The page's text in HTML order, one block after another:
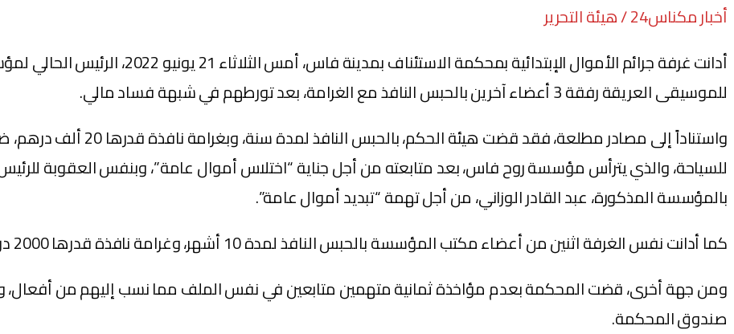
أخبار مكناس24 / هيئة التحرير
أدانت غرفة جرائم الأموال الإبتدائية
للموسيقى العريقة رفقة 3 أعضاء آخرين بالحبس النافذ مع الغرامة، بعد تورطهم في شبهة فساد مالي.
واستناداً إلى مصادر مطلعة،
للسياحة، والذي يترأس مؤسسة روح فاس، بعد متابعته من أجل جناية “اختلاس أموال عامة”، وبنفس العقوبة
بالمؤسسة المذكورة، عبد القادر الوزاني، من أجل تهمة “تبديد أموال عامة”.
كما أدانت نفس الغرفة اثنين من أعضاء مكتب المؤسسة بالحبس النافذ لمدة 10 أشهر، وغرامة نافذة قدرها 2000 درهم،
ومن جهة أخرى، قضت المحكمة بعدم مؤاخذة ثمانية متهمين متابعين في نفس الملف مما نسب إليهم من أفعال،
صندوق المحكمة.